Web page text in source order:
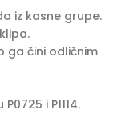
iz kasne grupe.
ga čini odličnim
i P1114.